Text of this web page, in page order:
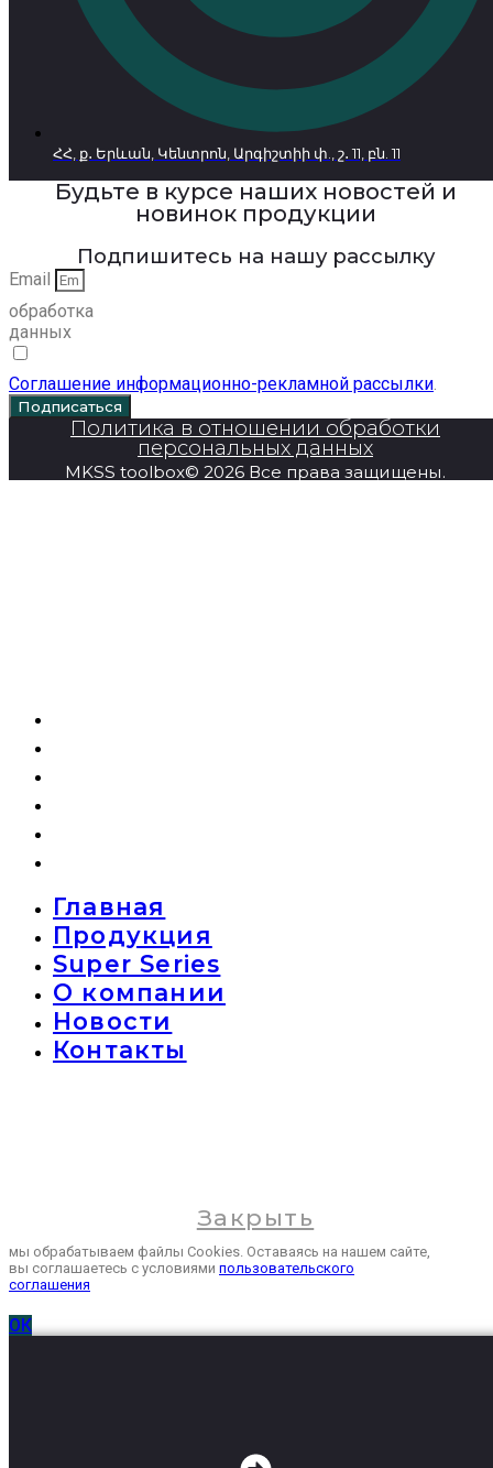
ՀՀ, ք․ Երևան, Կենտրոն, Արգիշտիի փ., շ․ 11, բն. 11
Будьте в курсе наших новостей и
новинок продукции
Подпишитесь на нашу рассылку
Email
обработка
данных
Соглашение информационно-рекламной рассылки.
Подписаться
Политика в отношении обработки
персональных данных
MKSS toolbox© 2026 Все права защищены.
Главная
Продукция
Super Series
О компании
Новости
Контакты
Закрыть
мы обрабатываем файлы Cookies. Оставаясь на нашем сайте,
вы соглашаетесь с условиями пользовательского
соглашения
ОК